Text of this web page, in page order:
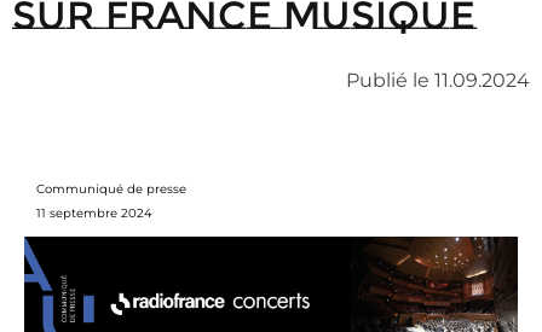
sur France Musique
Publié le 11.09.2024
Communiqué de presse
11 septembre 2024